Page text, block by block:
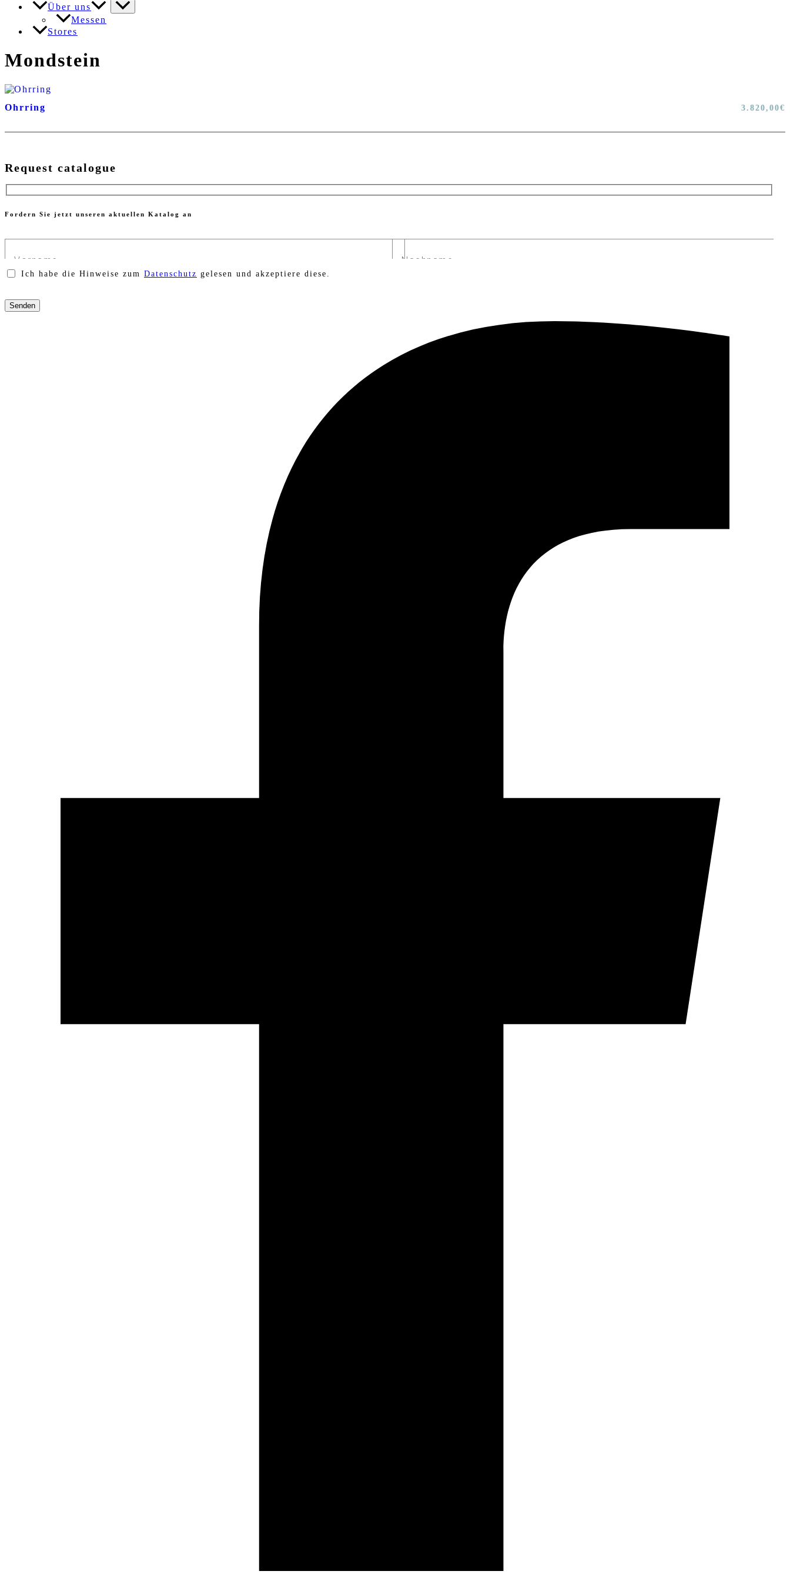
Über uns
Messen
Stores
Mondstein
Ohrring 3.820,00€
Request catalogue
Fordern Sie jetzt unseren aktuellen Katalog an
Ich habe die Hinweise zum Datenschutz gelesen und akzeptiere diese.
lasse